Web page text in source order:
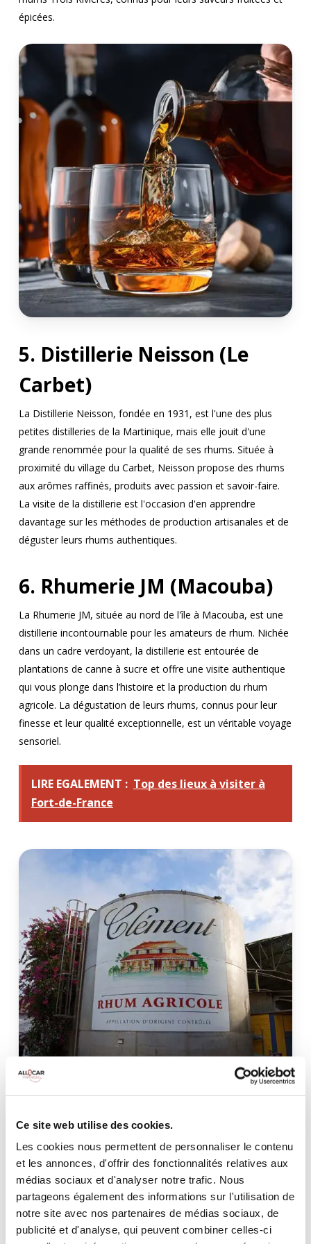
Ce site web utilise des cookies.
Les cookies nous permettent de personnaliser le contenu
et les annonces, d'offrir des fonctionnalités relatives aux
médias sociaux et d'analyser notre trafic. Nous
partageons également des informations sur l'utilisation de
notre site avec nos partenaires de médias sociaux, de
publicité et d'analyse, qui peuvent combiner celles-ci
épicées.
5. Distillerie Neisson (Le
Carbet)
La Distillerie Neisson, fondée en 1931, est l'une des plus
petites distilleries de la Martinique, mais elle jouit d'une
grande renommée pour la qualité de ses rhums. Située à
proximité du village du Carbet, Neisson propose des rhums
aux arômes raffinés, produits avec passion et savoir-faire.
La visite de la distillerie est l'occasion d'en apprendre
davantage sur les méthodes de production artisanales et de
déguster leurs rhums authentiques.
6. Rhumerie JM (Macouba)
La Rhumerie JM, située au nord de l'île à Macouba, est une
distillerie incontournable pour les amateurs de rhum. Nichée
dans un cadre verdoyant, la distillerie est entourée de
plantations de canne à sucre et offre une visite authentique
qui vous plonge dans l’histoire et la production du rhum
agricole. La dégustation de leurs rhums, connus pour leur
finesse et leur qualité exceptionnelle, est un véritable voyage
sensoriel.
LIRE EGALEMENT : Top des lieux à visiter à
Fort-de-France
7. Distillerie Saint James
(Sainte-Marie)
La Distillerie Saint James, fondée en 1765, est l'une des plus
anciennes distilleries de la Martinique. Elle propose un